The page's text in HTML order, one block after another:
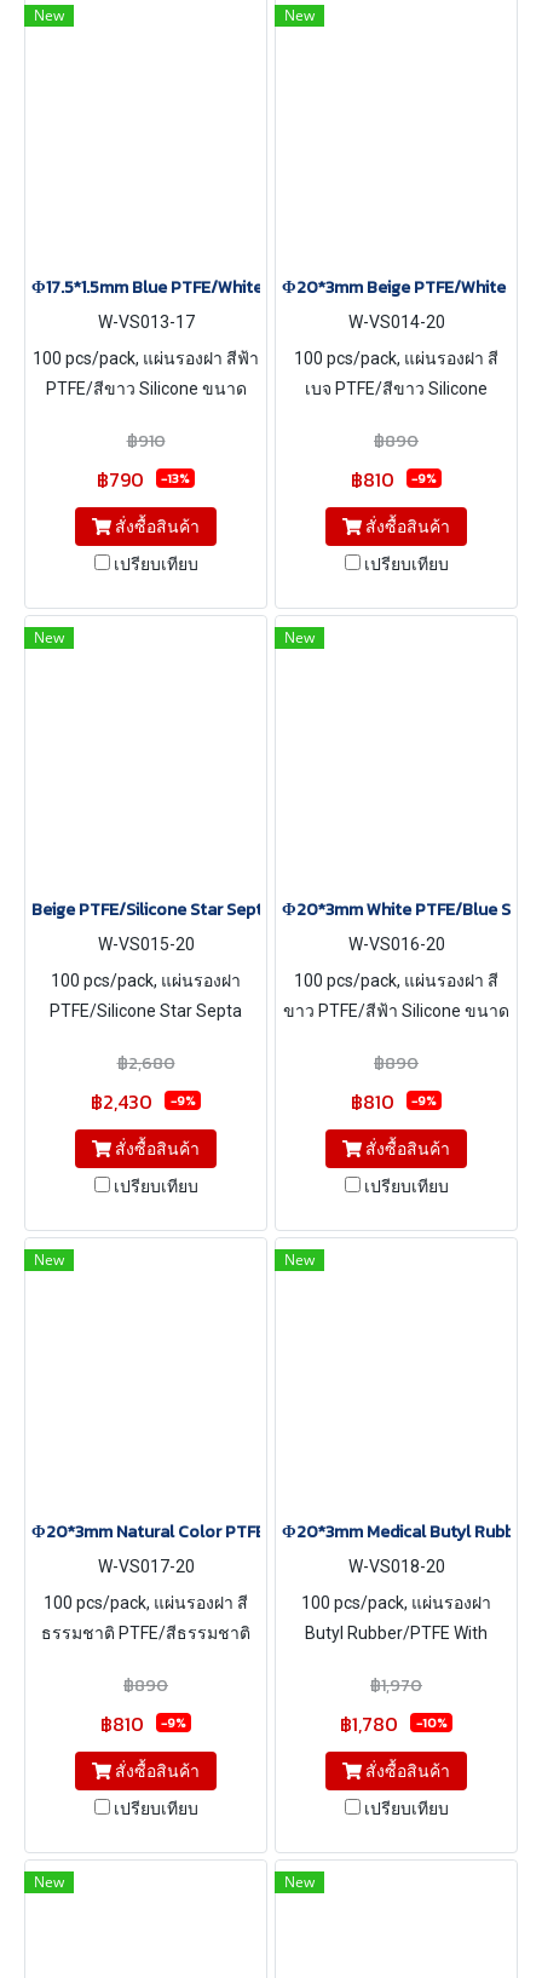
New
Φ17.5*1.5mm Blue PTFE/White Silicone Septa, 100 pcs/pack
W-VS013-17
100 pcs/pack, แผ่นรองฝา สีฟ้า
PTFE/สีขาว Silicone ขนาด
฿910
฿790 -13%
สั่งซื้อสินค้า
เปรียบเทียบ
New
Φ20*3mm Beige PTFE/White
W-VS014-20
100 pcs/pack, แผ่นรองฝา สี
เบจ PTFE/สีขาว Silicone
฿890
฿810 -9%
สั่งซื้อสินค้า
เปรียบเทียบ
New
Beige PTFE/Silicone Star Septa Withstand High Temperature, 100
W-VS015-20
100 pcs/pack, แผ่นรองฝา
PTFE/Silicone Star Septa
ขนาด Φ20*3mm
฿2,680
฿2,430 -9%
สั่งซื้อสินค้า
เปรียบเทียบ
New
Φ20*3mm White PTFE/Blue
W-VS016-20
100 pcs/pack, แผ่นรองฝา สี
ขาว PTFE/สีฟ้า Silicone ขนาด
฿890
฿810 -9%
สั่งซื้อสินค้า
เปรียบเทียบ
New
Φ20*3mm Natural Color PTFE/Natural Color Silicone Septa, 100
W-VS017-20
100 pcs/pack, แผ่นรองฝา สี
ธรรมชาติ PTFE/สีธรรมชาติ
฿890
฿810 -9%
สั่งซื้อสินค้า
เปรียบเทียบ
New
Φ20*3mm Medical Butyl Rubber/
W-VS018-20
100 pcs/pack, แผ่นรองฝา
Butyl Rubber/PTFE With
50°) ขนาด Φ20*3mm
฿1,970
฿1,780 -10%
สั่งซื้อสินค้า
เปรียบเทียบ
New New